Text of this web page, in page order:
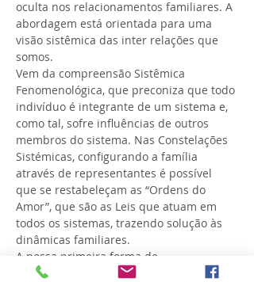
oculta nos relacionamentos familiares. A
abordagem está orientada para uma
visão sistêmica das inter relações que
somos.
Vem da compreensão Sistêmica
Fenomenológica, que preconiza que todo
indivíduo é integrante de um sistema e,
como tal, sofre influências de outros
membros do sistema. Nas Constelações
Sistémicas, configurando a família
através de representantes é possível
que se restabeleçam as “Ordens do
Amor”, que são as Leis que atuam em
todos os sistemas, trazendo solução às
dinâmicas familiares.
A nossa primeira forma de
relacionamento no mundo, a família, é